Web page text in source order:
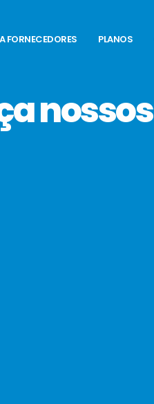
FORNECEDORES PLANOS
nossos